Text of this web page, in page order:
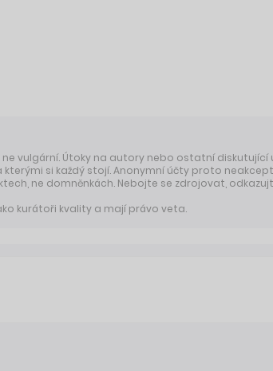
vulgární. Útoky na autory nebo ostatní diskutující
kterými si každý stojí. Anonymní účty proto
ne domněnkách. Nebojte se zdrojovat,
kurátoři kvality a mají právo veta.